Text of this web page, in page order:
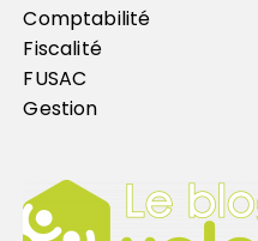
Comptabilité
Fiscalité
FUSAC
Gestion